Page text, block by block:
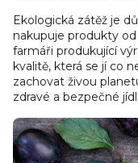
Ekologická zátěž je
nakupuje produkty
farmáři produkující
kvalitě, která se jí co
zachovat živou
zdravé a bezpečné